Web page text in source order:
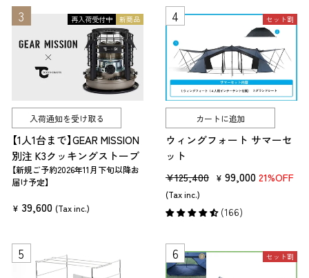
新商品
再入荷受付中
入荷通知を受け取る
【1人1台まで】GEAR MISSION
別注 K3クッキングストーブ
【新規ご予約2026年11月下旬以降お
届け予定】
¥ 39,600 (Tax inc.)
セット割
カートに追加
ウィングフォート サマーセ
ット
販
売
価
¥125,400 セ
ル
¥ 99,000 21%OFF
(Tax inc.)
(166)
セット割